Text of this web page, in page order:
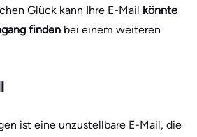
Glück kann Ihre E-Mail könnte
finden bei einem weiteren
ist eine unzustellbare E-Mail, die